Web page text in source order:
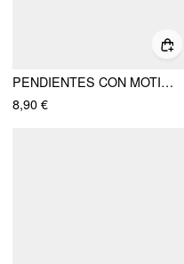
PENDIENTES CON MOTIVO DE SOL, ESTRELLA Y LUNA
8,90 €